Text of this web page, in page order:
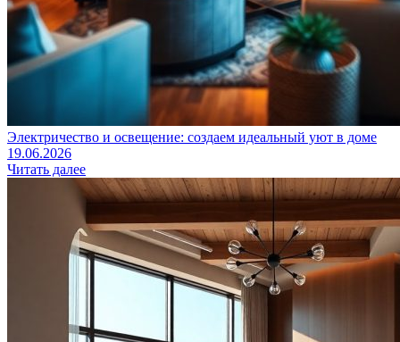
Электричество и освещение: создаем идеальный уют в доме
19.06.2026
Читать далее